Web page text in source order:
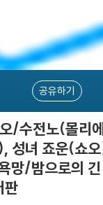
공유하기
/수전노(몰리
성녀 죠운(쇼
망/밤으로의
판